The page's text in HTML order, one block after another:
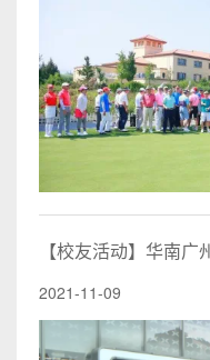
【校友活动】华南
2021-11-09